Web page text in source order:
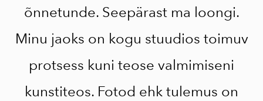
õnnetunde. Seepärast ma loongi.
Minu jaoks on kogu stuudios toimuv
protsess kuni teose valmimiseni
kunstiteos. Fotod ehk tulemus on